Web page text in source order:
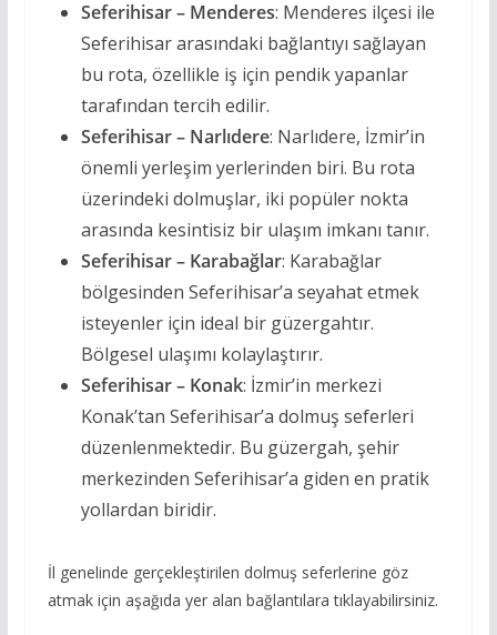
Seferihisar – Menderes: Menderes ilçesi ile
Seferihisar arasındaki bağlantıyı sağlayan
bu rota, özellikle iş için pendik yapanlar
tarafından tercih edilir.
Seferihisar – Narlıdere: Narlıdere, İzmir’in
önemli yerleşim yerlerinden biri. Bu rota
üzerindeki dolmuşlar, iki popüler nokta
arasında kesintisiz bir ulaşım imkanı tanır.
Seferihisar – Karabağlar: Karabağlar
bölgesinden Seferihisar’a seyahat etmek
isteyenler için ideal bir güzergahtır.
Bölgesel ulaşımı kolaylaştırır.
Seferihisar – Konak: İzmir’in merkezi
Konak’tan Seferihisar’a dolmuş seferleri
düzenlenmektedir. Bu güzergah, şehir
merkezinden Seferihisar’a giden en pratik
yollardan biridir.
İl genelinde gerçekleştirilen dolmuş seferlerine göz
atmak için aşağıda yer alan bağlantılara tıklayabilirsiniz.